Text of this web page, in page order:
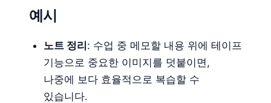
예시
노트 정리: 수업 중 메모할 내용 위에 테이프
기능으로 중요한 이미지를 덧붙이면,
나중에 보다 효율적으로 복습할 수
있습니다.